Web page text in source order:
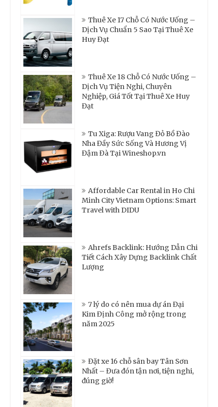
Thuê Xe 17 Chỗ Có Nước Uống –
Dịch Vụ Chuẩn 5 Sao Tại Thuê Xe
Huy Đạt
Thuê Xe 18 Chỗ Có Nước Uống –
Dịch Vụ Tiện Nghi, Chuyên
Nghiệp, Giá Tốt Tại Thuê Xe Huy
Đạt
Tu Xiga: Rượu Vang Đỏ Bồ Đào
Nha Đầy Sức Sống Và Hương Vị
Đậm Đà Tại Wineshop.vn
Affordable Car Rental in Ho Chi
Minh City Vietnam Options: Smart
Travel with DIDU
Ahrefs Backlink: Hướng Dẫn Chi
Tiết Cách Xây Dựng Backlink Chất
Lượng
7 lý do có nên mua dự án Đại
Kim Định Công mở rộng trong
năm 2025
Đặt xe 16 chỗ sân bay Tân Sơn
Nhất – Đưa đón tận nơi, tiện nghi,
đúng giờ!